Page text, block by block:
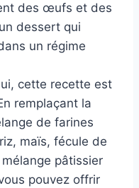
des œufs et des
dessert qui
un régime
cette recette est
remplaçant la
de farines
maïs, fécule de
pâtissier
pouvez offrir